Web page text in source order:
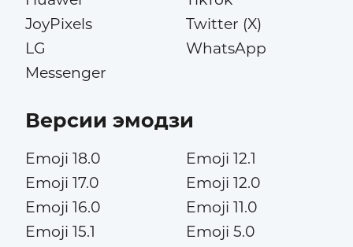
JoyPixels
LG
Messenger
Twitter (X)
WhatsApp
Версии эмодзи
Emoji 18.0
Emoji 17.0
Emoji 16.0
Emoji 15.1
Emoji 12.1
Emoji 12.0
Emoji 11.0
Emoji 5.0